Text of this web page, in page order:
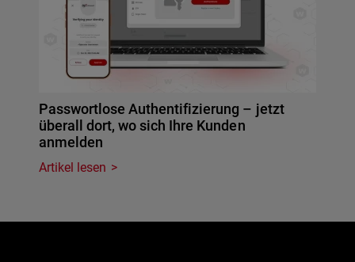
Passwortlose Authentifizierung – jetzt
überall dort, wo sich Ihre Kunden
anmelden
Artikel lesen